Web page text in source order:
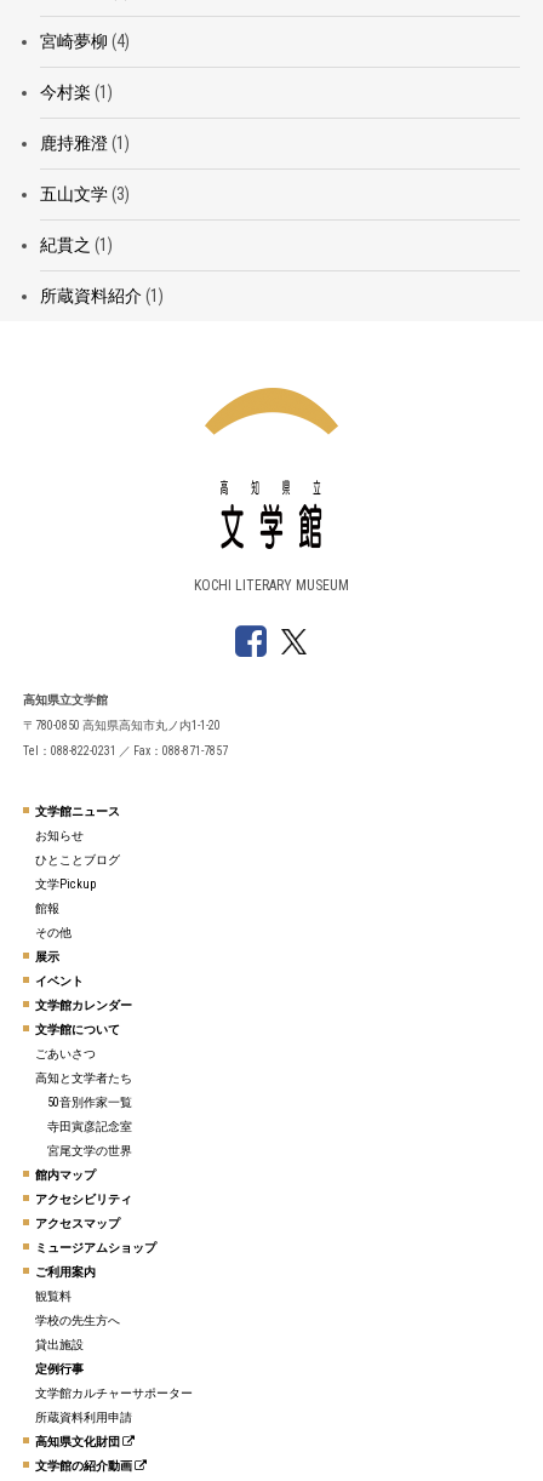
宮崎夢柳 (4)
今村楽 (1)
鹿持雅澄(1)
五山文学(3)
紀貫之 (1)
所蔵資料紹介(1)
KOCHI LITERARY MUSEUM
高知県立文学館
〒780-0850 高知県高知市丸ノ内1-1-20
Tel：088-822-0231 ／ Fax：088-871-7857
文学館ニュース
お知らせ
ひとことブログ
文学Pickup
館報
その他
展示
イベント
文学館カレンダー
文学館について
ごあいさつ
高知と文学者たち
50音別作家一覧
寺田寅彦記念室
宮尾文学の世界
館内マップ
アクセシビリティ
アクセスマップ
ミュージアムショップ
ご利用案内
観覧料
学校の先生方へ
貸出施設
定例行事
文学館カルチャーサポーター
所蔵資料利用申請
高知県文化財団
文学館の紹介動画